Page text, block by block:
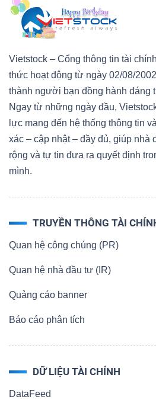
Vietstock – Cổng thông tin tài
thức hoạt động từ ngày 02/08/
thành người bạn đồng hành đáng
Ngay từ những ngày đầu,
lực mang đến hệ thống thông tin
xác – cập nhật – đầy đủ, giúp nhà
rộng và tự tin đưa ra quyết định
mình.
TRUYỀN THÔNG TÀI
Quan hệ công chúng (PR)
Quan hệ nhà đầu tư (IR)
Quảng cáo banner
Báo cáo phân tích
DỮ LIỆU TÀI CHÍNH
DataFeed